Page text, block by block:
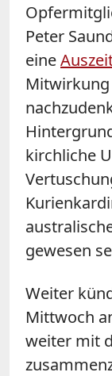
Peter
eine
kirchliche
gewesen
Weiter
Mittwoch
weiter mit